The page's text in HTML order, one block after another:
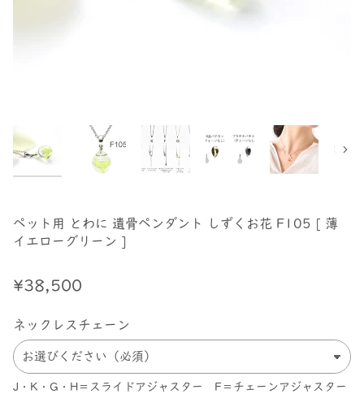
ペット用 とわに 遺骨ペンダント しずくお花 F105 [ 薄
イエローグリーン ]
¥38,500
ネックレスチェーン
J・K・G・H＝スライドアジャスター F＝チェーンアジャスター